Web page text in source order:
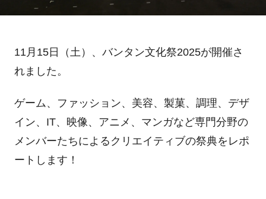
11月 15日（土）、バンタン文化祭2025が開催さ
れました。
ゲーム、ファッション、美容、製菓、調理、デザ
イン、 IT、映像、アニメ、マンガなど専門分野の
メンバーたちによるクリエイティブの祭典をレポ
ートします！